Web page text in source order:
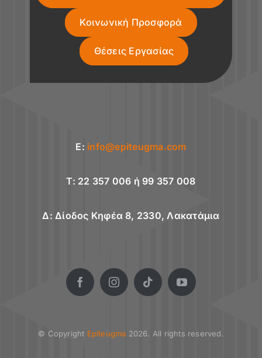
Κοινωνική Προσφορά
Θέσεις Εργασίας
E: info@epiteugma.com
T: 22 357 006 ή 99 357 008
Δ: Δίοδος Κηφέα 8, 2330, Λακατάμια
© Copyright Epiteugma 2026. All rights reserved.